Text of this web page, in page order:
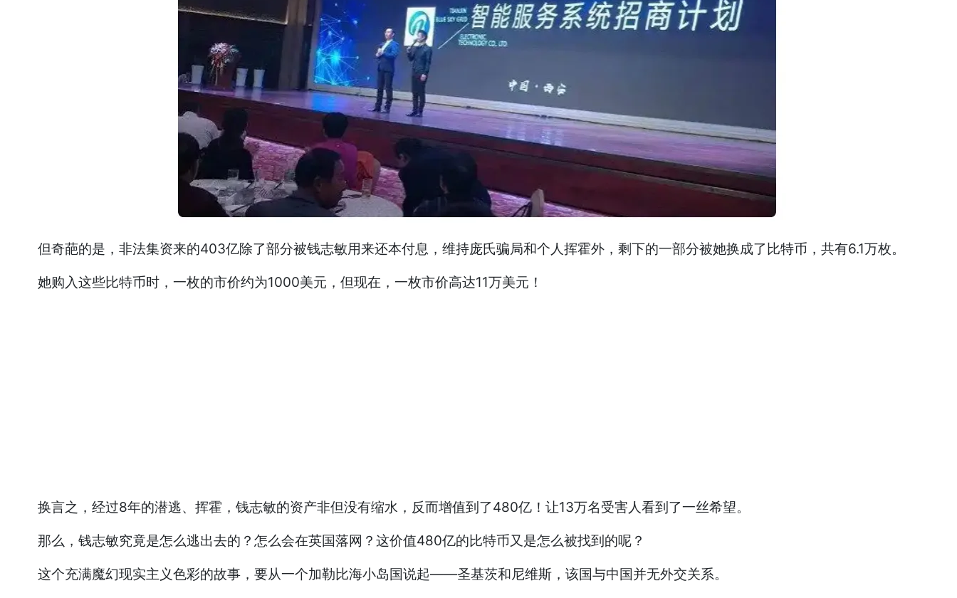
但奇葩的是，非法集资来的403亿除了部分被钱志敏用来还本付息，维持庞氏骗局和个人挥霍外，剩下的一部分被她换成了比特币，共有6.1万枚。
她购入这些比特币时，一枚的市价约为1000美元，但现在，一枚市价高达11万美元！
换言之，经过8年的潜逃、挥霍，钱志敏的资产非但没有缩水，反而增值到了480亿！让13万名受害人看到了一丝希望。
那么，钱志敏究竟是怎么逃出去的？怎么会在英国落网？这价值480亿的比特币又是怎么被找到的呢？
这个充满魔幻现实主义色彩的故事，要从一个加勒比海小岛国说起——圣基茨和尼维斯，该国与中国并无外交关系。